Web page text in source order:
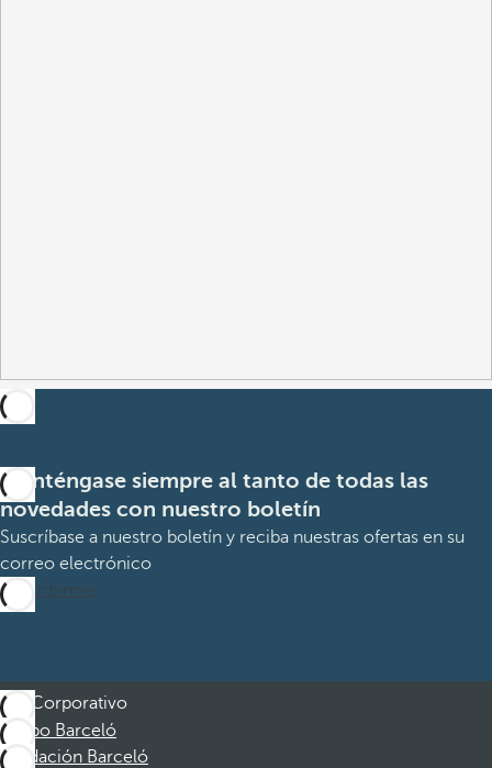
Manténgase siempre al tanto de todas las
novedades con nuestro boletín
Suscríbase a nuestro boletín y reciba nuestras ofertas en su
correo electrónico
Suscribirme
Corporativo
Grupo Barceló
Fundación Barceló